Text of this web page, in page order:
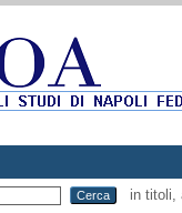
in titoli,